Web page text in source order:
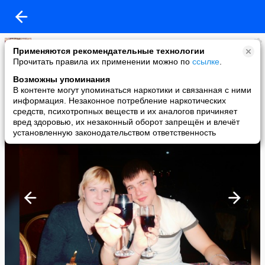
Применяются рекомендательные технологии
Прочитать правила их применении можно по ссылке
Возможны упоминания
В контенте могут упоминаться наркотики и связанная с ними
информация. Незаконное потребление наркотических
средств, психотропных веществ и их аналогов причиняет
вред здоровью, их незаконный оборот запрещён и влечёт
установленную законодательством ответственность
ЮЛЕНЬКА
added a photo
30 Jan в 18:02